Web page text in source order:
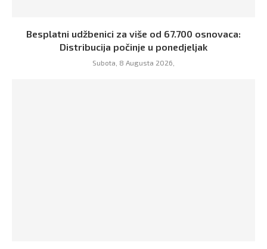
Besplatni udžbenici za više od 67.700 osnovaca:
Distribucija počinje u ponedjeljak
Subota, 8 Augusta 2026,